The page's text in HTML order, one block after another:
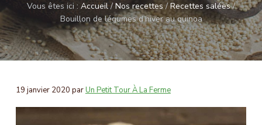
o
n
t
e
i
e
d
d
r
à
l
a
r
e
Vous êtes ici : Accueil / Nos recettes / Recettes salées /
Bouillon de légumes d’hiver au quinoa
19 janvier 2020 parUn Petit Tour À La Ferme